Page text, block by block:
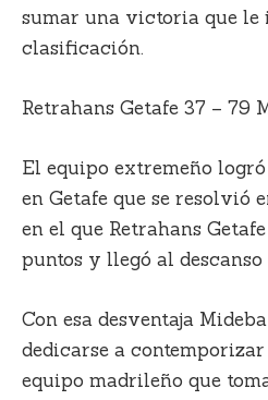
sumar una victoria que le
clasificación.
Retrahans Getafe 37 – 79
El equipo extremeño
en Getafe que se resolvió
en el que Retrahans
puntos y llegó al descanso
Con esa desventaja
dedicarse a
equipo madrileño que